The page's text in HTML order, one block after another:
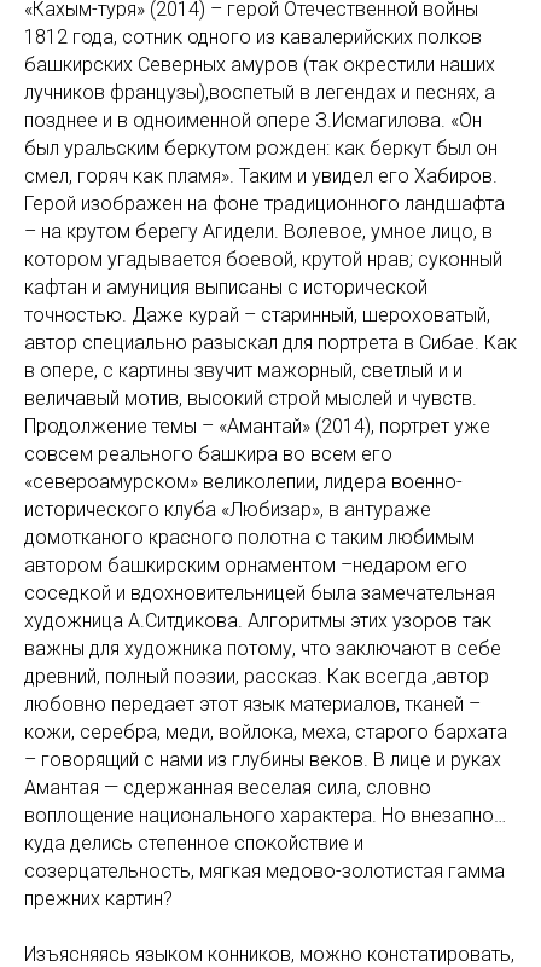
«Кахым-туря» (2014) – герой Отечественной войны
1812 года, сотник одного из кавалерийских полков
башкирских Северных амуров (так окрестили наших
лучников французы),воспетый в легендах и песнях, а
позднее и в одноименной опере З.Исмагилова. «Он
был уральским беркутом рожден: как беркут был он
смел, горяч как пламя». Таким и увидел его Хабиров.
Герой изображен на фоне традиционного ландшафта
– на крутом берегу Агидели. Волевое, умное лицо, в
котором угадывается боевой, крутой нрав; суконный
кафтан и амуниция выписаны с исторической
точностью. Даже курай – старинный, шероховатый,
автор специально разыскал для портрета в Сибае. Как
в опере, с картины звучит мажорный, светлый и и
величавый мотив, высокий строй мыслей и чувств.
Продолжение темы – «Амантай» (2014), портрет уже
совсем реального башкира во всем его
«североамурском» великолепии, лидера военно-
исторического клуба «Любизар», в антураже
домотканого красного полотна с таким любимым
автором башкирским орнаментом –недаром его
соседкой и вдохновительницей была замечательная
художница А.Ситдикова. Алгоритмы этих узоров так
важны для художника потому, что заключают в себе
древний, полный поэзии, рассказ. Как всегда ,автор
любовно передает этот язык материалов, тканей –
кожи, серебра, меди, войлока, меха, старого бархата
– говорящий с нами из глубины веков. В лице и руках
Амантая — сдержанная веселая сила, словно
воплощение национального характера. Но внезапно…
куда делись степенное спокойствие и
созерцательность, мягкая медово-золотистая гамма
прежних картин?
Изъясняясь языком конников, можно констатировать,